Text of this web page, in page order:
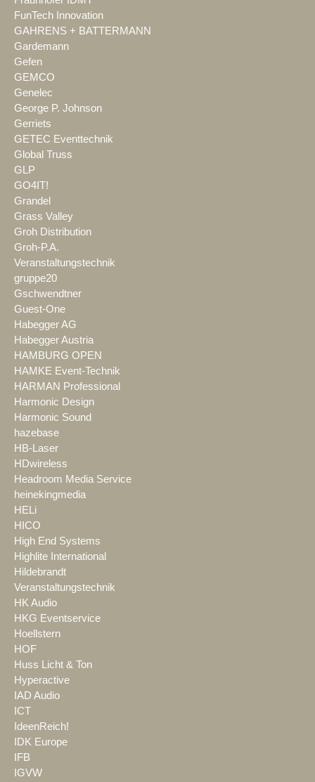
FunTech Innovation
GAHRENS + BATTERMANN
Gardemann
Gefen
GEMCO
Genelec
George P. Johnson
Gerriets
GETEC Eventtechnik
Global Truss
GLP
GO4IT!
Grandel
Grass Valley
Groh Distribution
Groh-P.A.
Veranstaltungstechnik
gruppe20
Gschwendtner
Guest-One
Habegger AG
Habegger Austria
HAMBURG OPEN
HAMKE Event-Technik
HARMAN Professional
Harmonic Design
Harmonic Sound
hazebase
HB-Laser
HDwireless
Headroom Media Service
heinekingmedia
HELi
HICO
High End Systems
Highlite International
Hildebrandt
Veranstaltungstechnik
HK Audio
HKG Eventservice
Hoellstern
HOF
Huss Licht & Ton
Hyperactive
IAD Audio
ICT
IdeenReich!
IDK Europe
IFB
IGVW